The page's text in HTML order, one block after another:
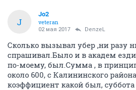
J
Jo2
veteran
02 мая 2017 DenzeL
Сколько вызывал убер ,ни разу
спрашивал.Было и в академ
по-моему, был.Сумма , в
около 600, с Калининского
коэффициент какой был, суббота